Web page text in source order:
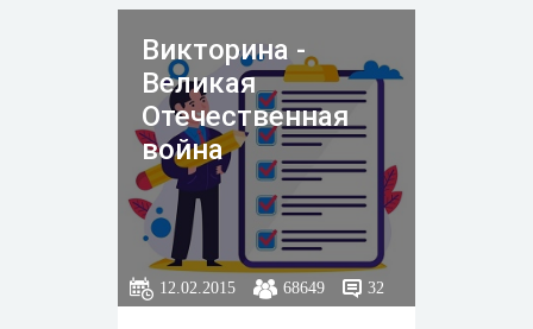
Викторина -
Великая
Отечественная
война
12.02.2015 68649 32